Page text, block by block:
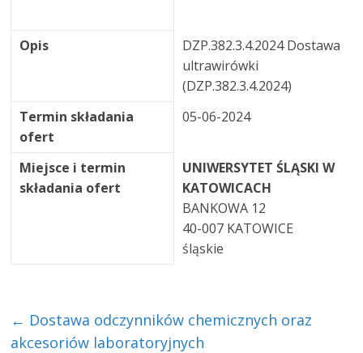
Opis
DZP.382.3.4.2024 Dostawa
ultrawirówki
(DZP.382.3.4.2024)
Termin składania
ofert
05-06-2024
Miejsce i termin
składania ofert
UNIWERSYTET ŚLĄSKI W
KATOWICACH
BANKOWA 12
40-007 KATOWICE
śląskie
← Dostawa odczynników chemicznych oraz
akcesoriów laboratoryjnych